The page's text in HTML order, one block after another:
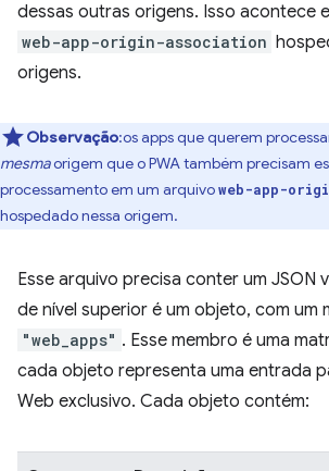
dessas outras origens. Isso acontece
web-app-origin-association
origens.
Observação:os apps que querem
mesmaorigem que o PWA também precisam
processamento em um arquivoweb-app-
hospedado nessa origem.
Esse arquivo precisa conter um JSON
de nível superior é um objeto, com um
"web_apps" . Esse membro é uma
cada objeto representa uma entrada
Web exclusivo. Cada objeto contém: